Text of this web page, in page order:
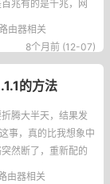
兆有的是千兆，网
总算摸清楚怎么看
大家说说我的经历
由器相关
8个月前 (12-07)
的方法
腾大半天，结果发
事，真的比我想象中
然断了，重新配的
什么参数，现在回
由器相关